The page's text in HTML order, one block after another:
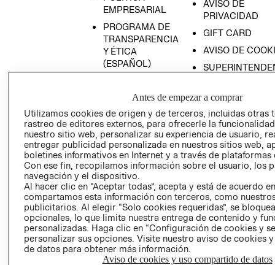
EMPRESARIAL
PROGRAMA DE
TRANSPARENCIA
Y ÉTICA
(ESPAÑOL)
TRANSPARENCIA
AVISO DE
PRIVACIDAD
GIFT CARD
AVISO DE
PETICIONES
QUEJAS Y
RECLAMOS
Colombia ($)
CAMBIAR REGIÓN
Antes de empezar a comprar
Utilizamos cookies de origen y de terceros, incluidas otras
rastreo de editores externos, para ofrecerle la
nuestro sitio web, personalizar su experiencia de usuario,
entregar publicidad personalizada en nuestros sitios web,
boletines informativos en Internet y a través de plataformas
Con ese fin, recopilamos información sobre el usuario, los
navegación y el dispositivo.
Al hacer clic en “Aceptar todas”, acepta y está de acuerdo
compartamos esta información con terceros, como
publicitarios. Al elegir “Solo cookies requeridas”, se
opcionales, lo que limita nuestra entrega de contenido y
personalizadas. Haga clic en “Configuración de cookies y
personalizar sus opciones. Visite nuestro aviso de cookies
de datos para obtener más información.
Aviso de cookies y uso compartido de datos